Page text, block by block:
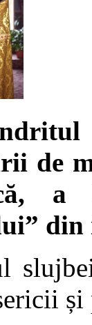
de
a
și